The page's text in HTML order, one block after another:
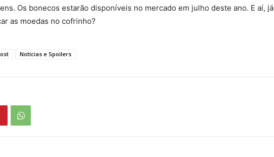
Os bonecos estarão disponíveis no mercado em julho deste ano. E aí, já
as moedas no cofrinho?
Notícias e Spoilers